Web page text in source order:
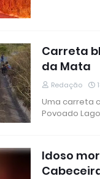
Carreta
da Mata
Redação
Uma carreta
Povoado
Idoso